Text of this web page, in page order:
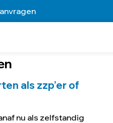
als zzp’er of
nu als zelfstandig